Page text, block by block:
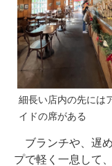
細長い店内の先には
イドの席がある
ブランチや、遅
プで軽く一息して